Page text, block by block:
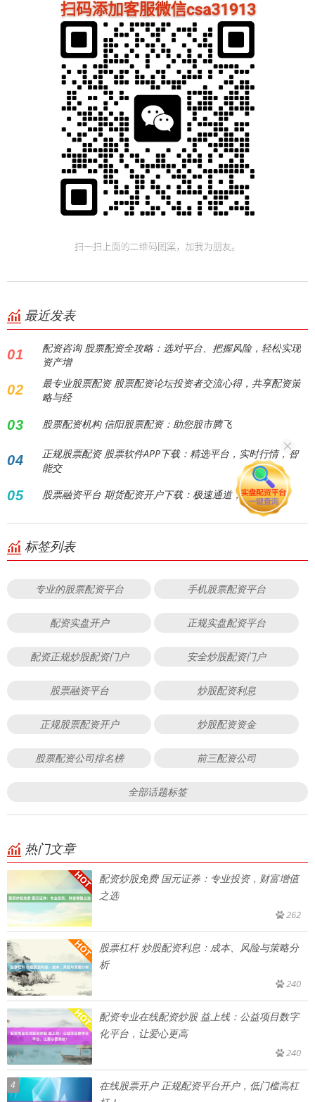
最近发表
01
配资咨询 股票配资全攻略：选对平台、把握风险，轻松实现
资产增
02
最专业股票配资 股票配资论坛投资者交流心得，共享配资策
略与经
03 股票配资机构 信阳股票配资：助您股市腾飞
04
正规股票配资 股票软件APP下载：精选平台，实时行情，智
能交
05 股票融资平台 期货配资开户下载：极速通道，轻松交易！
标签列表
专业的股票配资平台 手机股票配资平台
配资实盘开户 正规实盘配资平台
配资正规炒股配资门户 安全炒股配资门户
股票融资平台 炒股配资利息
正规股票配资开户 炒股配资资金
股票配资公司排名榜 前三配资公司
全部话题标签
热门文章
配资炒股免费 国元证券：专业投资，财富增值
之选
262
股票杠杆 炒股配资利息：成本、风险与策略分
析
240
配资专业在线配资炒股 益上线：公益项目数字
化平台，让爱心更高
240
4
在线股票开户 正规配资平台开户，低门槛高杠